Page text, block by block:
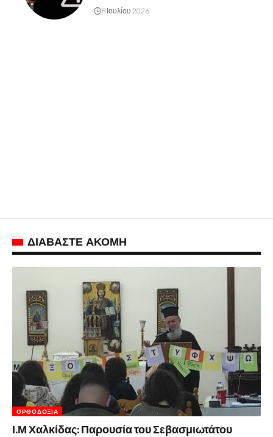
8 Ιουλίου 2026
ΔΙΑΒΑΣΤΕ ΑΚΟΜΗ
ΟΡΘΟΔΟΞΊΑ
Ι.Μ Χαλκίδας: Παρουσία του Σεβασμιωτάτου